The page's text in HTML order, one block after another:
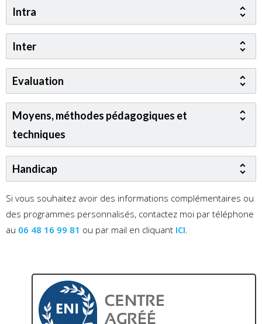
Intra
Inter
Evaluation
Moyens, méthodes pédagogiques et
techniques
Handicap
Si vous souhaitez avoir des informations complémentaires ou
des programmes personnalisés, contactez moi par téléphone
au 06 48 16 99 81 ou par mail en cliquant ICI.